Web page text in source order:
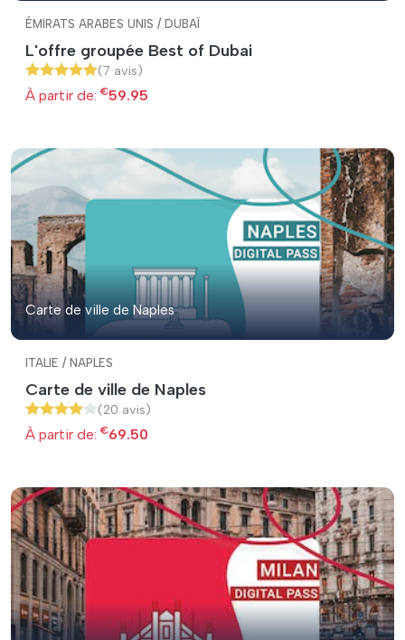
ÉMIRATS ARABES UNIS / DUBAÏ
L'offre groupée Best of Dubai
(7 avis)
À partir de: €59.95
Carte de ville de Naples
ITALIE / NAPLES
Carte de ville de Naples
(20 avis)
À partir de: €69.50